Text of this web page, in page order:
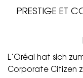
PRESTIGE ET
L’Oréal hat sich
Corporate Citizen